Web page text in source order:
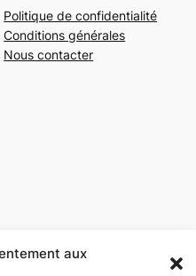
aux
Politique de confidentialité
Conditions générales
Nous contacter